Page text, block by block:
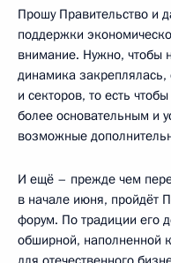
Прошу Правительство и
поддержки
внимание. Нужно, чтобы
динамика
и секторов, то есть
более основательным и
возможные
И ещё – прежде чем
в начале июня, пройдёт
форум. По традиции его
обширной, наполненной